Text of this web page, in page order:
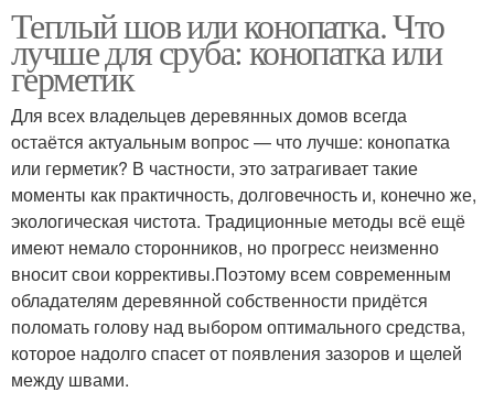
Теплый шов или конопатка. Что
лучше для сруба: конопатка или
герметик
Для всех владельцев деревянных домов всегда
остаётся актуальным вопрос — что лучше: конопатка
или герметик? В частности, это затрагивает такие
моменты как практичность, долговечность и, конечно же,
экологическая чистота. Традиционные методы всё ещё
имеют немало сторонников, но прогресс неизменно
вносит свои коррективы.Поэтому всем современным
обладателям деревянной собственности придётся
поломать голову над выбором оптимального средства,
которое надолго спасет от появления зазоров и щелей
между швами.